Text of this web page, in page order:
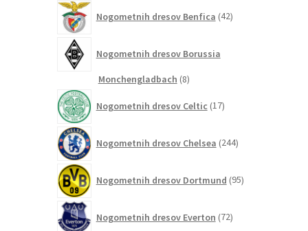
Nogometnih dresov Benfica 42izdelkov
Nogometnih dresov Borussia
Monchengladbach 88
Nogometnih dresov Celtic 17izdelkov
Nogometnih dresov Chelsea 244izdelkov
Nogometnih dresov Dortmund 95izdelkov
Nogometnih dresov Everton 72izdelkov